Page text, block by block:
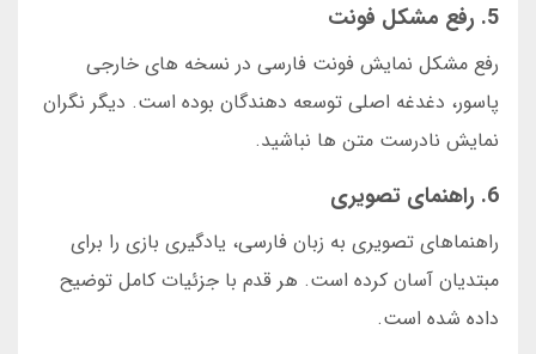
5. رفع مشکل فونت
رفع مشکل نمایش فونت فارسی در نسخه های خارجی
پاسور، دغدغه اصلی توسعه دهندگان بوده است. دیگر نگران
نمایش نادرست متن ها نباشید.
6. راهنمای تصویری
راهنماهای تصویری به زبان فارسی، یادگیری بازی را برای
مبتدیان آسان کرده است. هر قدم با جزئیات کامل توضیح
داده شده است.